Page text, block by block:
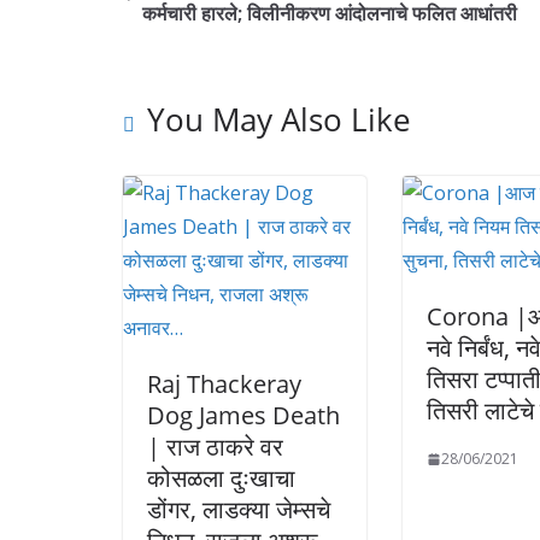
कर्मचारी हारले; विलीनीकरण आंदोलनाचे फलित आधांतरी
You May Also Like
Raj Thackeray
Dog James Death
| राज ठाकरे वर
कोसळला दुःखाचा
डोंगर, लाडक्या जेम्सचे
Corona
नवे निर्बंध,
तिसरा
तिसरी
28/06/2021